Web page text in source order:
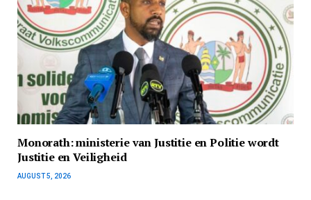
Monorath: ministerie van Justitie en Politie wordt
Justitie en Veiligheid
AUGUST 5, 2026